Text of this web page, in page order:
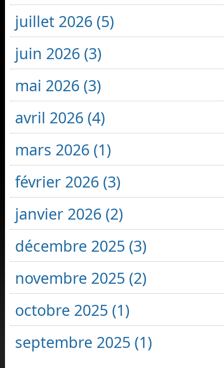
juillet 2026 (5)
juin 2026 (3)
mai 2026 (3)
avril 2026 (4)
mars 2026 (1)
février 2026 (3)
janvier 2026 (2)
décembre 2025 (3)
novembre 2025 (2)
octobre 2025 (1)
septembre 2025 (1)